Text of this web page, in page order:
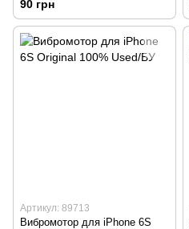
90 грн
Артикул: 89713
Вибромотор для iPhone 6S